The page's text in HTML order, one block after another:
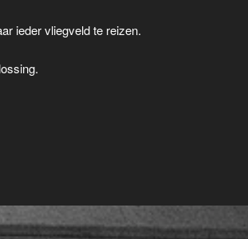
ieder vliegveld te reizen.